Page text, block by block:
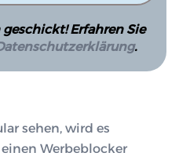
Erfahren Sie
.
sehen, wird es
Werbeblocker